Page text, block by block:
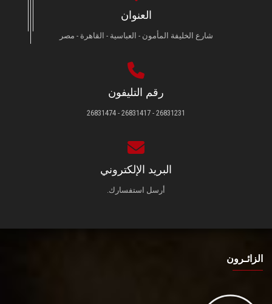
العنوان
شارع الخليفة المأمون - العباسية - القاهرة - مصر
رقم التليفون
26831231 - 26831417 - 26831474
البريد الإلكتروني
أرسل استفسارك.
الزائـرون